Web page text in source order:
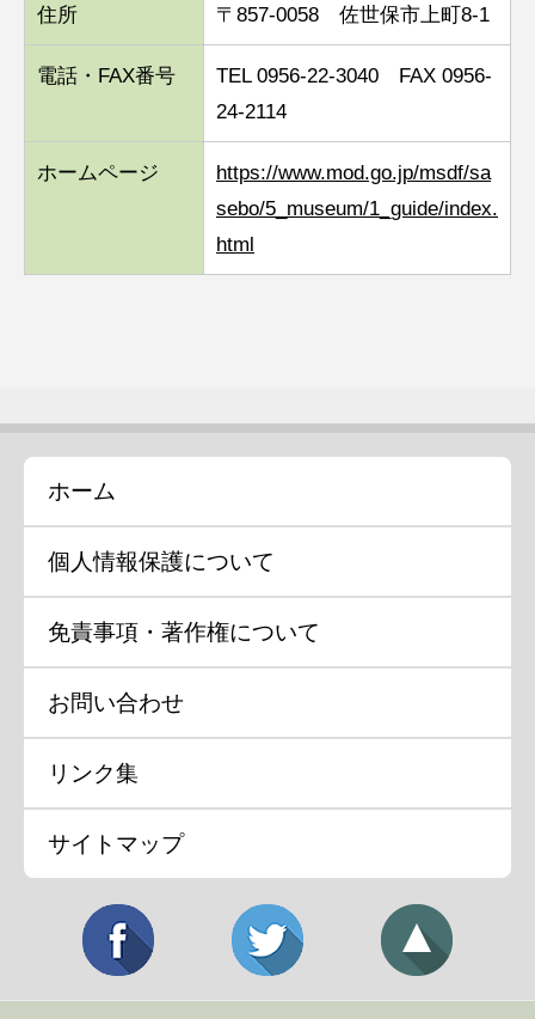
住所 〒857-0058 佐世保市上町8-1
電話・FAX番号
TEL 0956-22-3040 FAX 0956-
24-2114
ホームページ
https://www.mod.go.jp/msdf/sa
sebo/5_museum/1_guide/index.
html
ホーム
個人情報保護について
免責事項・著作権について
お問い合わせ
リンク集
サイトマップ